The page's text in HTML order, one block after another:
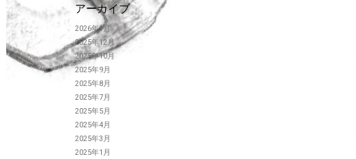
アーカイブ
2026年1月
2025年12月
2025年10月
2025年9月
2025年8月
2025年7月
2025年5月
2025年4月
2025年3月
2025年1月